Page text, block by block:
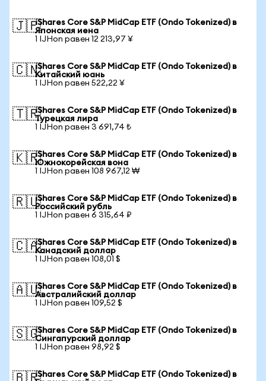
🇯🇵iShares Core S&P MidCap ETF (Ondo Tokenized) в
Японская иена
1 IJHon равен 12 213,97 ¥
🇨🇳iShares Core S&P MidCap ETF (Ondo Tokenized) в
Китайский юань
1 IJHon равен 522,22 ¥
🇹🇷iShares Core S&P MidCap ETF (Ondo Tokenized) в
Турецкая лира
1 IJHon равен 3 691,74 ₺
🇰🇷iShares Core S&P MidCap ETF (Ondo Tokenized) в
Южнокорейская вона
1 IJHon равен 108 967,12 ₩
🇷🇺iShares Core S&P MidCap ETF (Ondo Tokenized) в
Российский рубль
1 IJHon равен 6 315,64 ₽
🇨🇦iShares Core S&P MidCap ETF (Ondo Tokenized) в
Канадский доллар
1 IJHon равен 108,01 $
🇦🇺iShares Core S&P MidCap ETF (Ondo Tokenized) в
Австралийский доллар
1 IJHon равен 109,52 $
🇸🇬iShares Core S&P MidCap ETF (Ondo Tokenized) в
Сингапурский доллар
1 IJHon равен 98,92 $
iShares Core S&P MidCap ETF (Ondo Tokenized) в